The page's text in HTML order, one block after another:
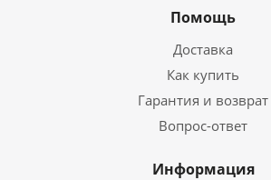
Помощь
Доставка
Как купить
Гарантия и возврат
Вопрос-ответ
Информация